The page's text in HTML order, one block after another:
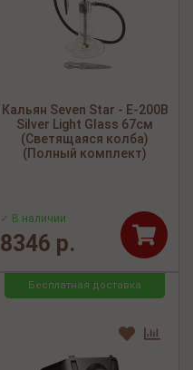
Кальян Seven Star - E-200B
Silver Light Glass 67см
(Светящаяся колба)
(Полный комплект)
✓ В наличии
8346 р.
Бесплатная доставка